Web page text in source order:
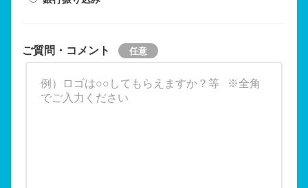
ご質問・コメント